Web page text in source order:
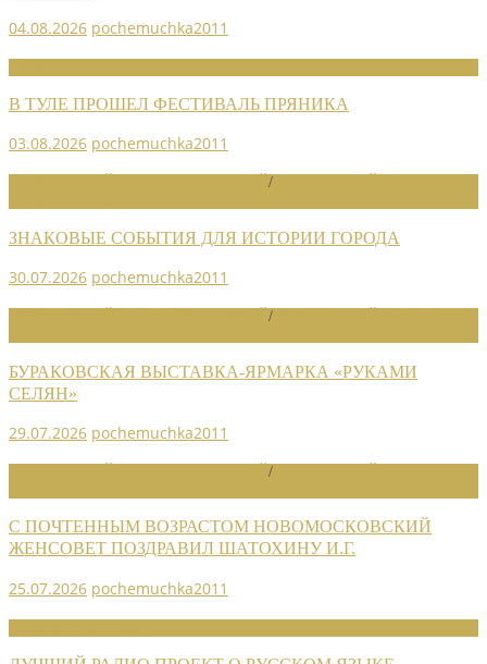
04.08.2026 pochemuchka2011
В ТУЛЕ ПРОШЕЛ ФЕСТИВАЛЬ ПРЯНИКА
03.08.2026 pochemuchka2011
/
ЗНАКОВЫЕ СОБЫТИЯ ДЛЯ ИСТОРИИ ГОРОДА
30.07.2026 pochemuchka2011
/
БУРАКОВСКАЯ ВЫСТАВКА-ЯРМАРКА «РУКАМИ
СЕЛЯН»
29.07.2026 pochemuchka2011
/
С ПОЧТЕННЫМ ВОЗРАСТОМ НОВОМОСКОВСКИЙ
ЖЕНСОВЕТ ПОЗДРАВИЛ ШАТОХИНУ И.Г.
25.07.2026 pochemuchka2011